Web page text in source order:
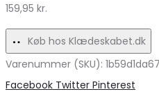
159,95 kr.
Køb hos Klædeskabet.dk
Varenummer (SKU):
Share
Facebook Twitter Pinterest